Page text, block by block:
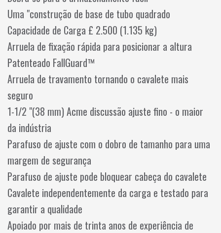
Uma "construção de base de tubo quadrado
Capacidade de Carga £ 2.500 (1.135 kg)
Arruela de fixação rápida para posicionar a altura
Patenteado FallGuard™
Arruela de travamento tornando o cavalete mais
seguro
1-1/2 "(38 mm) Acme discussão ajuste fino - o maior
da indústria
Parafuso de ajuste com o dobro de tamanho para uma
margem de segurança
Parafuso de ajuste pode bloquear cabeça do cavalete
Cavalete independentemente da carga e testado para
garantir a qualidade
Apoiado por mais de trinta anos de experiência de